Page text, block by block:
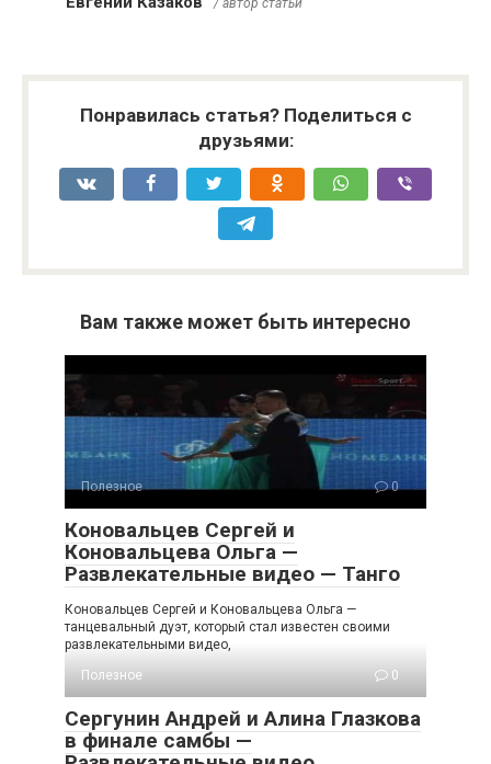
Понравилась статья? Поделиться с
друзьями:
Вам также может быть интересно
Полезное 0
Коновальцев Сергей и
Коновальцева Ольга —
Развлекательные видео — Танго
Коновальцев Сергей и Коновальцева Ольга —
танцевальный дуэт, который стал известен своими
развлекательными видео,
Полезное
0
Сергунин Андрей и Алина Глазкова
в финале самбы —